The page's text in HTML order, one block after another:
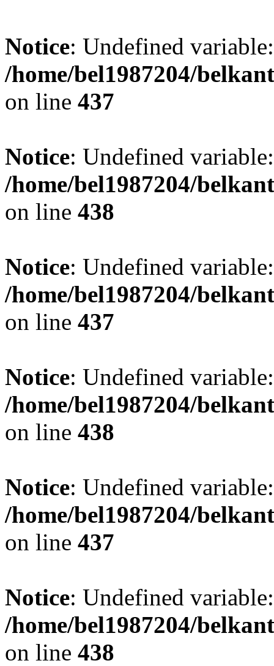
Notice: Undefined
/home/bel1987204/
on line 437
Notice: Undefined
/home/bel1987204/
on line 438
Notice: Undefined
/home/bel1987204/
on line 437
Notice: Undefined
/home/bel1987204/
on line 438
Notice: Undefined
/home/bel1987204/
on line 437
Notice: Undefined
/home/bel1987204/
on line 438